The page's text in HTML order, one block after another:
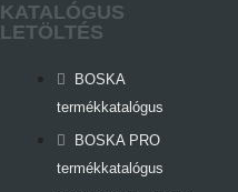
KATALÓGUS
LETÖLTÉS
BOSKA
termékkatalógus
BOSKA PRO
termékkatalógus